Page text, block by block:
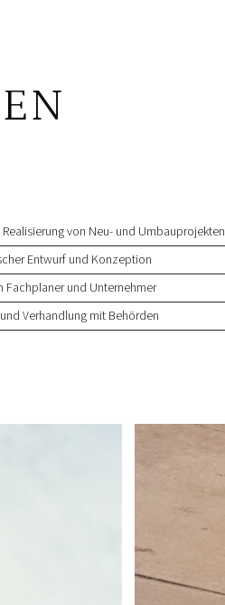
von Neu- und Umbauprojekten
Entwurf und Konzeption
Fachplaner und Unternehmer
Verhandlung mit Behörden